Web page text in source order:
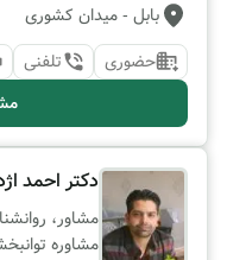
بابل - میدان کشوری
حضوری
تلفنی
دکتر احمد
مشاور،
مشاوره